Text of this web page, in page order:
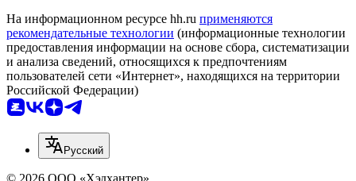
На информационном ресурсе hh.ru применяются
рекомендательные технологии (информационные технологии
предоставления информации на основе сбора, систематизации
и анализа сведений, относящихся к предпочтениям
пользователей сети «Интернет», находящихся на территории
Российской Федерации)
Русский